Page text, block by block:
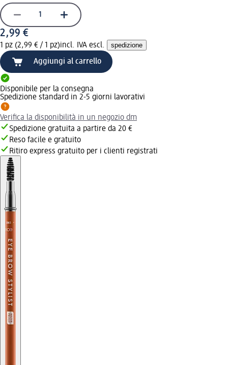
2,99 €
1 pz (2,99 € / 1 pz)incl. IVA escl. spedizione
Aggiungi al carrello
Disponibile per la consegna
Spedizione standard in 2-5 giorni lavorativi
Verifica la disponibilità in un negozio dm
Spedizione gratuita a partire da 20 €
Reso facile e gratuito
Ritiro express gratuito per i clienti registrati